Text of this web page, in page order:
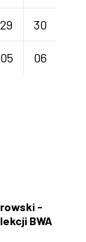
29 30
05 06
-
BWA